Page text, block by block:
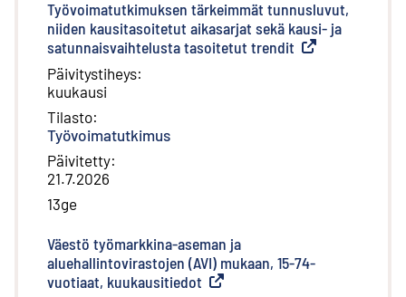
Työvoimatutkimuksen tärkeimmät tunnusluvut,
niiden kausitasoitetut aikasarjat sekä kausi- ja
satunnaisvaihtelusta tasoitetut trendit Ulkoinen linkki
Päivitystiheys:
kuukausi
Tilasto:
Työvoimatutkimus
Päivitetty:
21.7.2026
13ge
Väestö työmarkkina-aseman ja
aluehallintovirastojen (AVI) mukaan, 15-74-
vuotiaat, kuukausitiedot Ulkoinen linkki